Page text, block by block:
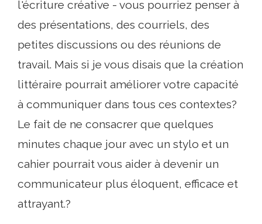
l'écriture créative - vous pourriez penser à
des présentations, des courriels, des
petites discussions ou des réunions de
travail. Mais si je vous disais que la création
littéraire pourrait améliorer votre capacité
à communiquer dans tous ces contextes?
Le fait de ne consacrer que quelques
minutes chaque jour avec un stylo et un
cahier pourrait vous aider à devenir un
communicateur plus éloquent, efficace et
attrayant.?